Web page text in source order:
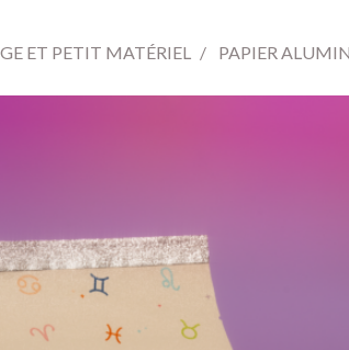
ET PETIT MATÉRIEL PAPIER